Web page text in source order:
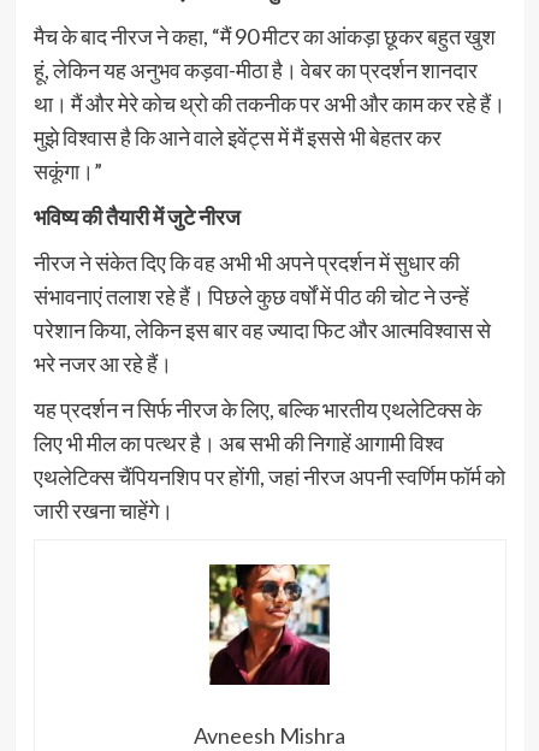
मैच के बाद नीरज ने कहा, “मैं 90 मीटर का आंकड़ा छूकर बहुत खुश
हूं, लेकिन यह अनुभव कड़वा-मीठा है। वेबर का प्रदर्शन शानदार
था। मैं और मेरे कोच थ्रो की तकनीक पर अभी और काम कर रहे हैं।
मुझे विश्वास है कि आने वाले इवेंट्स में मैं इससे भी बेहतर कर
सकूंगा।”
भविष्य की तैयारी में जुटे नीरज
नीरज ने संकेत दिए कि वह अभी भी अपने प्रदर्शन में सुधार की
संभावनाएं तलाश रहे हैं। पिछले कुछ वर्षों में पीठ की चोट ने उन्हें
परेशान किया, लेकिन इस बार वह ज्यादा फिट और आत्मविश्वास से
भरे नजर आ रहे हैं।
यह प्रदर्शन न सिर्फ नीरज के लिए, बल्कि भारतीय एथलेटिक्स के
लिए भी मील का पत्थर है। अब सभी की निगाहें आगामी विश्व
एथलेटिक्स चैंपियनशिप पर होंगी, जहां नीरज अपनी स्वर्णिम फॉर्म को
जारी रखना चाहेंगे।
Avneesh Mishra